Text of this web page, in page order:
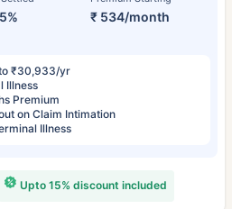
₹ 534/month
₹30,933/yr
Illness
Premium
on Claim Intimation
Illness
Upto 15% discount included